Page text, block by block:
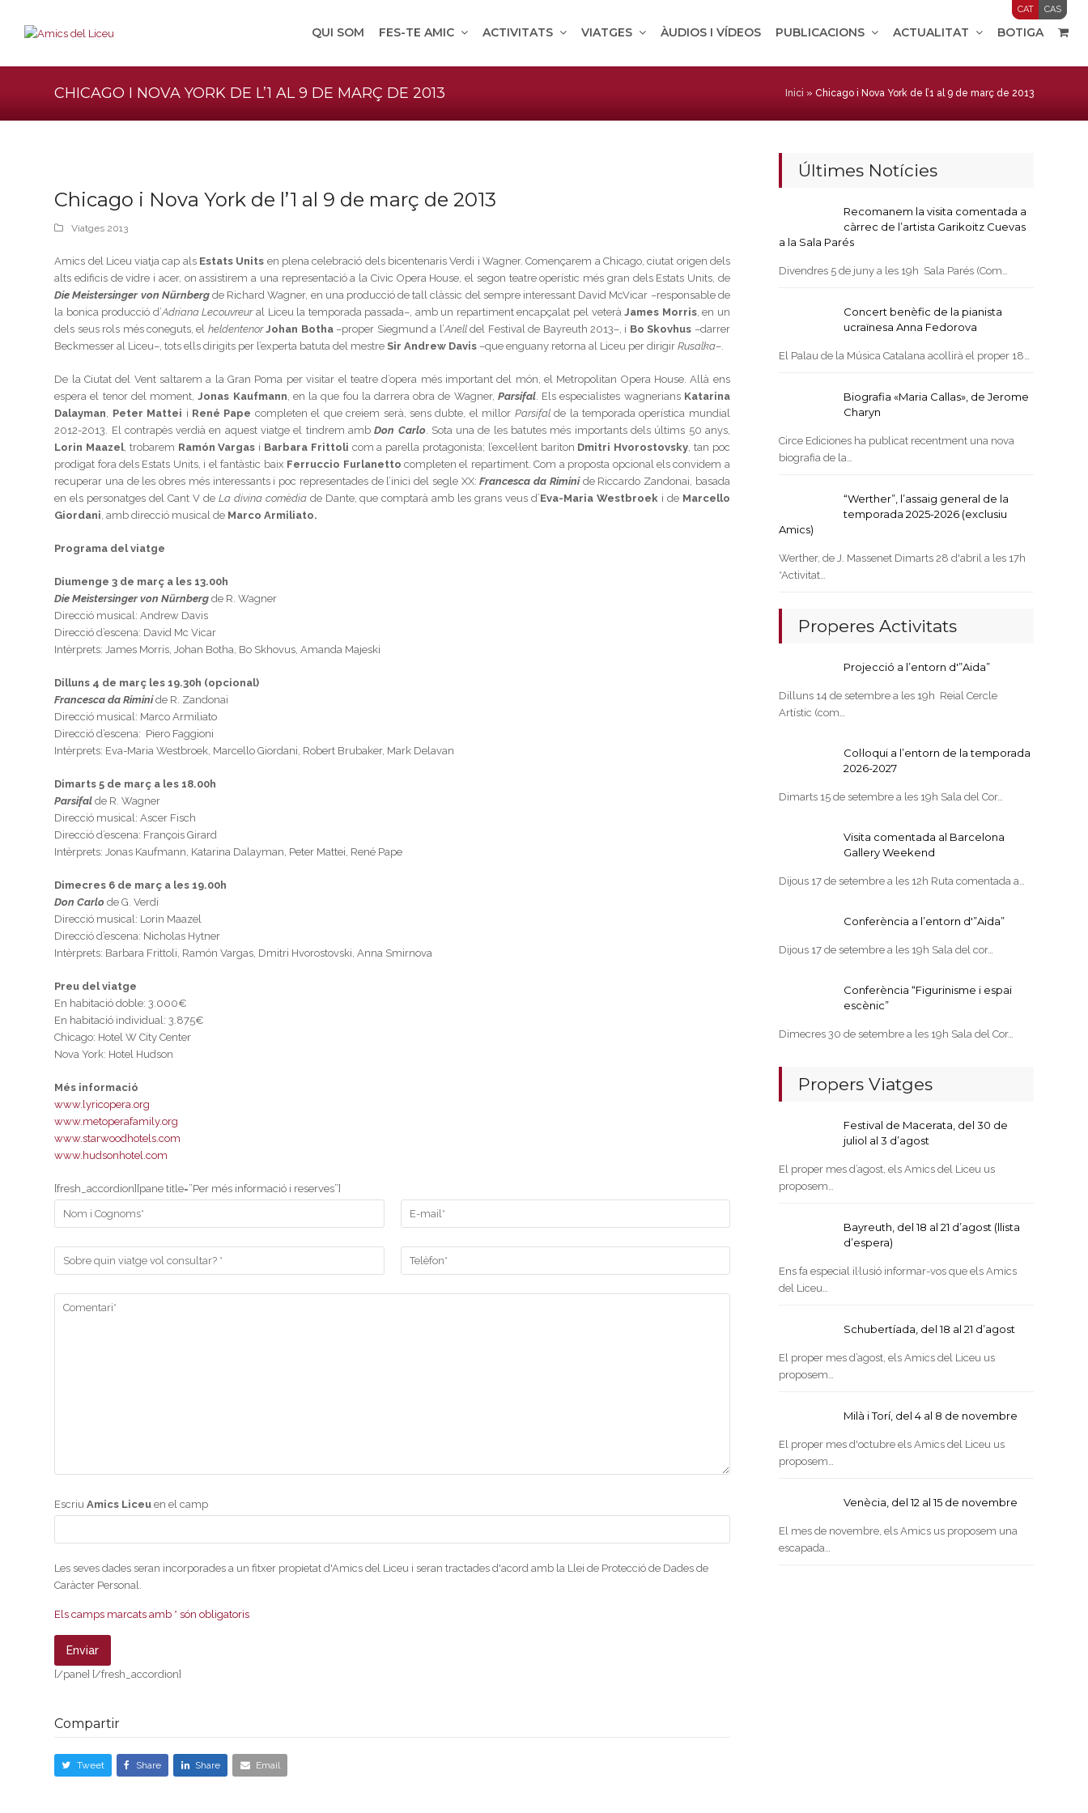
CAT CAS
QUI SOM FES-TE AMIC ACTIVITATS VIATGES ÀUDIOS I VÍDEOS PUBLICACIONS ACTUALITAT BOTIGA
CHICAGO I NOVA YORK DE L’1 AL 9 DE MARÇ DE 2013 Inici » Chicago i Nova York de l’1 al 9 de març de 2013
Chicago i Nova York de l’1 al 9 de març de 2013
Viatges 2013
Amics del Liceu viatja cap als Estats Units en plena celebració dels bicentenaris Verdi i Wagner. Començarem a Chicago, ciutat origen dels
alts edificis de vidre i acer, on assistirem a una representació a la Civic Opera House, el segon teatre operístic més gran dels Estats Units, de
Die Meistersinger von Nürnberg de Richard Wagner, en una producció de tall clàssic del sempre interessant David McVicar –responsable de
la bonica producció d’Adriana Lecouvreural Liceu la temporada passada–, amb un repartiment encapçalat pel veteràJames Morris, en un
dels seus rols més coneguts, el heldentenorJohan Botha –proper Siegmund a l’Anelldel Festival de Bayreuth 2013–, i Bo Skovhus –darrer
Beckmesser al Liceu–, tots ells dirigits per l’experta batuta del mestreSir Andrew Davis –que enguany retorna al Liceu per dirigirRusalka–.
De la Ciutat del Vent saltarem a la Gran Poma per visitar el teatre d’opera més important del món, el Metropolitan Opera House. Allà ens
espera el tenor del moment,Jonas Kaufmann, en la que fou la darrera obra de Wagner, Parsifal. Els especialistes wagnerians Katarina
Dalayman, Peter Mattei i René Pape completen el que creiem serà, sens dubte, el millor Parsifalde la temporada operística mundial
2012-2013. El contrapès verdià en aquest viatge el tindrem ambDon Carlo. Sota una de les batutes més importants dels últims 50 anys,
Lorin Maazel, trobarem Ramón Vargas i Barbara Frittoli com a parella protagonista; l’excel·lent baríton Dmitri Hvorostovsky, tan poc
prodigat fora dels Estats Units, i el fantàstic baix Ferruccio Furlanetto completen el repartiment. Com a proposta opcional els convidem a
recuperar una de les obres més interessants i poc representades de l’inici del segle XX:Francesca da Rimini de Riccardo Zandonai, basada
en els personatges del Cant V de La divina comèdia de Dante, que comptarà amb les grans veus d’Eva-Maria Westbroek i de Marcello
Giordani, amb direcció musical de Marco Armiliato.
Programa del viatge
Diumenge 3 de març a les 13.00h
Die Meistersinger von Nürnbergde R. Wagner
Direcció musical: Andrew Davis
Direcció d’escena: David Mc Vicar
Intèrprets: James Morris, Johan Botha, Bo Skhovus, Amanda Majeski
Dilluns 4 de març les 19.30h (opcional)
Francesca da Riminide R. Zandonai
Direcció musical: Marco Armiliato
Direcció d’escena: Piero Faggioni
Intèrprets: Eva-Maria Westbroek, Marcello Giordani, Robert Brubaker, Mark Delavan
Dimarts 5 de març a les 18.00h
Parsifalde R. Wagner
Direcció musical: Ascer Fisch
Direcció d’escena: François Girard
Intèrprets: Jonas Kaufmann, Katarina Dalayman, Peter Mattei, René Pape
Dimecres 6 de març a les 19.00h
Don Carlode G. Verdi
Direcció musical: Lorin Maazel
Direcció d’escena: Nicholas Hytner
Intèrprets: Barbara Frittoli, Ramón Vargas, Dmitri Hvorostovski, Anna Smirnova
Preu del viatge
En habitació doble: 3.000€
En habitació individual: 3.875€
Chicago: Hotel W City Center
Nova York: Hotel Hudson
Més informació
www.lyricopera.org
www.metoperafamily.org
www.starwoodhotels.com
www.hudsonhotel.com
[fresh_accordion][pane title=”Per més informació i reserves”]
EscriuAmics Liceu en el camp
Les seves dades seran incorporades a un fitxer propietat d'Amics del Liceu i seran tractades d'acord amb la Llei de Protecció de Dades de
Caràcter Personal.
Els camps marcats amb * són obligatoris
[/pane] [/fresh_accordion]
Compartir
Tweet Share Share Email
Últimes Notícies
Recomanem la visita comentada a
càrrec de l’artista Garikoitz Cuevas
a la Sala Parés
Divendres 5 de juny a les 19h Sala Parés (Com…
Concert benèfic de la pianista
ucraïnesa Anna Fedorova
El Palau de la Música Catalana acollirà el proper 18…
Biografia «Maria Callas», de Jerome
Charyn
Circe Ediciones ha publicat recentment una nova
biografia de la…
“Werther”, l’assaig general de la
temporada 2025-2026 (exclusiu
Amics)
Werther, de J. Massenet Dimarts 28 d'abril a les 17h
*Activitat…
Properes Activitats
Projecció a l’entorn d'”Aida”
Dilluns 14 de setembre a les 19h Reial Cercle
Artístic (com…
Col·loqui a l’entorn de la temporada
2026-2027
Dimarts 15 de setembre a les 19h Sala del Cor…
Visita comentada al Barcelona
Gallery Weekend
Dijous 17 de setembre a les 12h Ruta comentada a…
Conferència a l’entorn d'”Aida”
Dijous 17 de setembre a les 19h Sala del cor…
Conferència “Figurinisme i espai
escènic”
Dimecres 30 de setembre a les 19h Sala del Cor…
Propers Viatges
Festival de Macerata, del 30 de
juliol al 3 d’agost
El proper mes d’agost, els Amics del Liceu us
proposem…
Bayreuth, del 18 al 21 d’agost (llista
d’espera)
Ens fa especial il·lusió informar-vos que els Amics
del Liceu…
Schubertíada, del 18 al 21 d’agost
El proper mes d’agost, els Amics del Liceu us
proposem…
Milà i Torí, del 4 al 8 de novembre
El proper mes d'octubre els Amics del Liceu us
proposem…
Venècia, del 12 al 15 de novembre
El mes de novembre, els Amics us proposem una
escapada…